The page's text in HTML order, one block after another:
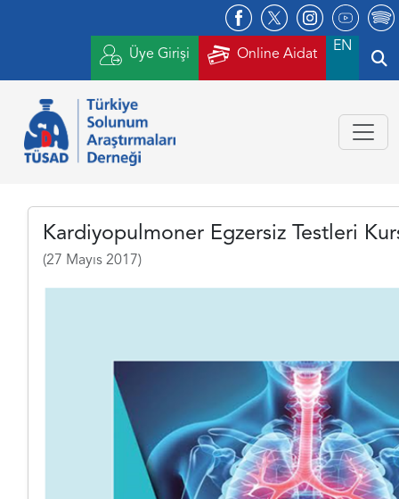
Üye Girişi Online Aidat
EN
Kardiyopulmoner Egzersiz Testleri
(27 Mayıs 2017)